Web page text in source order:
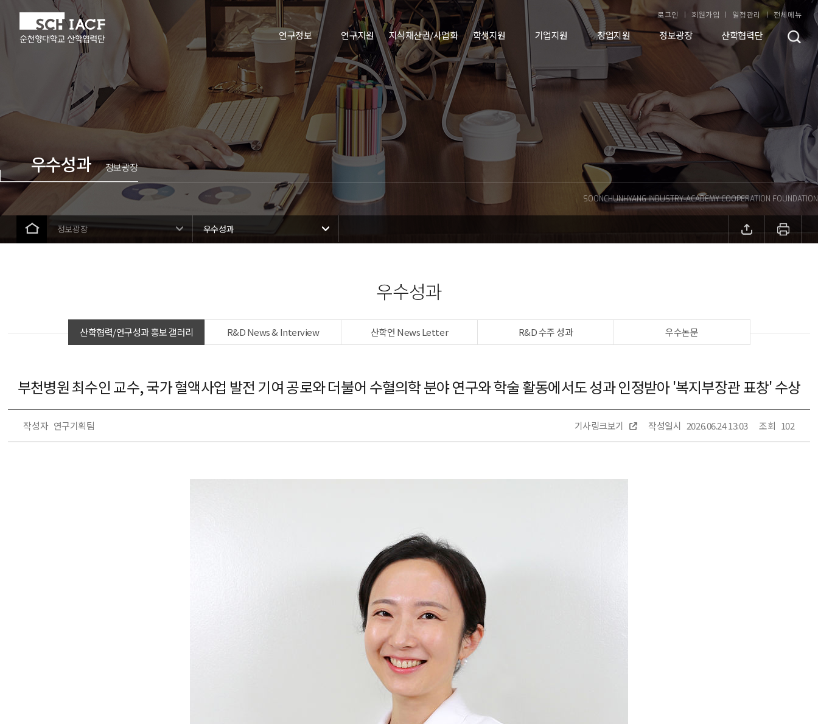
로그인 회원가입 일정관리 전체메뉴
연구정보 연구지원 지식재산권/사업화 학생지원 기업지원 창업지원 정보광장 산학협력단
우수성과 정보광장
SOONCHUNHYANG INDUSTRY-ACADEMY COOPERATION FOUNDATION
정보광장 우수성과
우수성과
산학협력/연구성과 홍보 갤러리 R&D News & Interview 산학연 News Letter R&D 수주 성과 우수논문
부천병원 최수인 교수, 국가 혈액사업 발전 기여 공로와 더불어 수혈의학 분야 연구와 학술 활동에서도 성과 인정받아 '복지부장관 표창' 수상
작성자 연구기획팀 기사링크보기 작성일시 2026.06.24 13:03 조회 102